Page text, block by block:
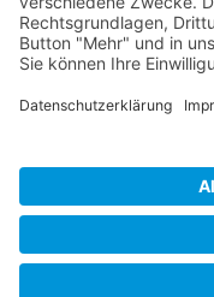
Telefon
E-Mail
Veranstalter und
Partner: